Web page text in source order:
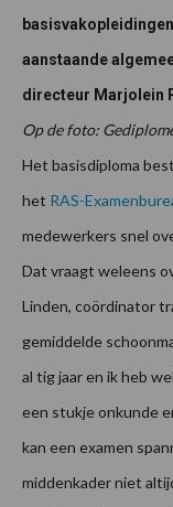
aanstaande
directeur Marjolein
Op de foto:
Het basisdiploma
het RAS-
medewerkers snel
Dat vraagt weleens
Linden, coördinator
gemiddelde
al tig jaar en ik heb
een stukje onkunde
kan een examen
middenkader niet